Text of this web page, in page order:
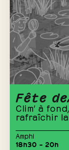
Fête
Clim’ à
rafraîchir
Amphi
18h30 – 20h